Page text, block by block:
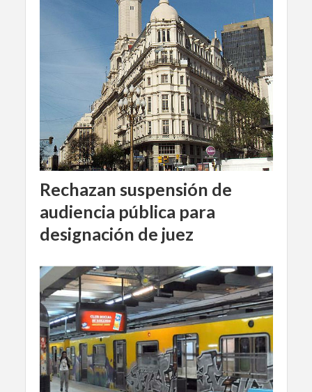
Rechazan suspensión de
audiencia pública para
designación de juez